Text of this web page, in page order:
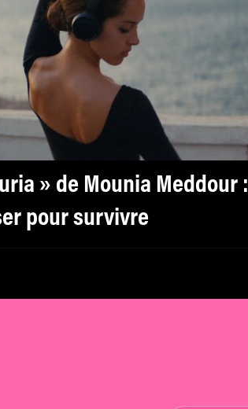
» de Mounia Meddour :
pour survivre